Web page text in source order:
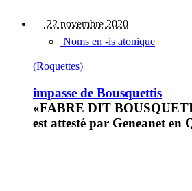
22 novembre 2020
Noms en -is atonique
(Roquettes)
impasse de Bousquettis
«FABRE DIT
est attesté par Geneanet en